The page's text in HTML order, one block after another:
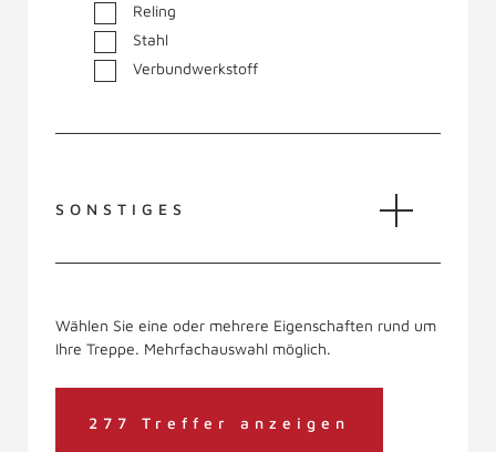
Reling
Stahl
Verbundwerkstoff
SONSTIGES
Wählen Sie eine oder mehrere Eigenschaften rund um
Ihre Treppe. Mehrfachauswahl möglich.
277 Treffer anzeigen